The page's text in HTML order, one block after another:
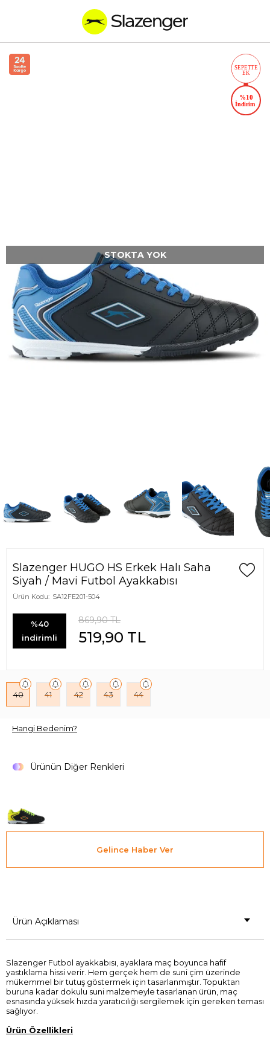
STOKTA YOK
Slazenger HUGO HS Erkek Halı Saha
Siyah / Mavi Futbol Ayakkabısı
Ürün Kodu: SA12FE201-504
%40
indirimli
869,90TL
519,90 TL
40 41 42 43 44
Hangi Bedenim?
Ürünün Diğer Renkleri
Gelince Haber Ver
Ürün Açıklaması
Slazenger Futbol ayakkabısı, ayaklara maç boyunca hafif
yastıklama hissi verir. Hem gerçek hem de suni çim üzerinde
mükemmel bir tutuş göstermek için tasarlanmıştır. Topuktan
buruna kadar dokulu suni malzemeyle tasarlanan ürün, maç
esnasında yüksek hızda yaratıcılığı sergilemek için gereken teması
sağlıyor.
Ürün Özellikleri